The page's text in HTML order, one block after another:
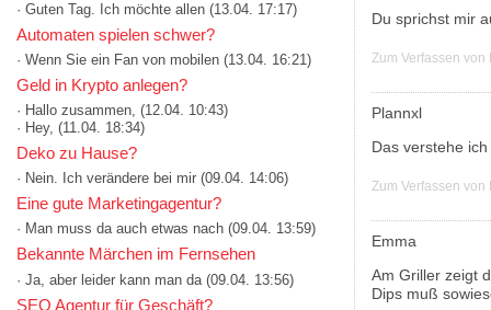
· Guten Tag. Ich möchte allen (13.04. 17:17)
Automaten spielen schwer?
· Wenn Sie ein Fan von mobilen (13.04. 16:21)
Geld in Krypto anlegen?
· Hallo zusammen, (12.04. 10:43)
· Hey, (11.04. 18:34)
Deko zu Hause?
· Nein. Ich verändere bei mir (09.04. 14:06)
Eine gute Marketingagentur?
· Man muss da auch etwas nach (09.04. 13:59)
Bekannte Märchen im Fernsehen
· Ja, aber leider kann man da (09.04. 13:56)
SEO Agentur für Geschäft?
Du sprichst mir
Zum Verfassen
Plannxl
Das verstehe
Zum Verfassen
Emma
Am Griller zeigt
Dips muß